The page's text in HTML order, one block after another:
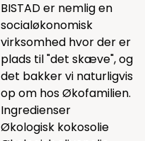
BISTAD er nemlig en
socialøkonomisk
virksomhed hvor der er
plads til "det skæve", og
det bakker vi naturligvis
op om hos Økofamilien.
Ingredienser
Økologisk kokosolie